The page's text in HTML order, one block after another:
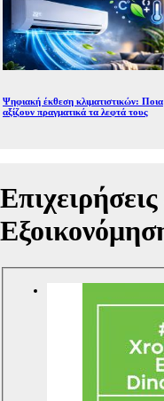
Ψηφιακή έκθεση κλιματιστικών: Ποια
αξίζουν πραγματικά τα λεφτά τους